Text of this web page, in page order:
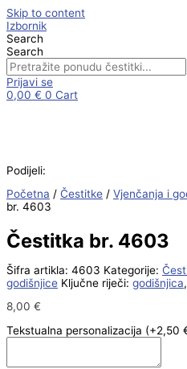
Skip to content
Izbornik
Search
Search
Prijavi se
0,00 € 0 Cart
Podijeli:
Početna / Čestitke / Vjenčanja i
br. 4603
Čestitka br. 4603
Šifra artikla: 4603 Kategorije:
godišnjice Ključne riječi: godišnjica,
8,00 €
Tekstualna personalizacija (+2,50